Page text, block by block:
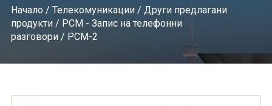
Начало/ Телекомуникации/ Други предлагани
продукти/ РСМ - Запис на телефонни
разговори/ PCM-2